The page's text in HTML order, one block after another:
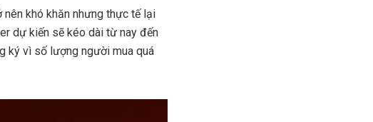
khó khăn nhưng thực tế lại
dự kiến sẽ kéo dài từ nay đến
ký vì số lượng người mua quá